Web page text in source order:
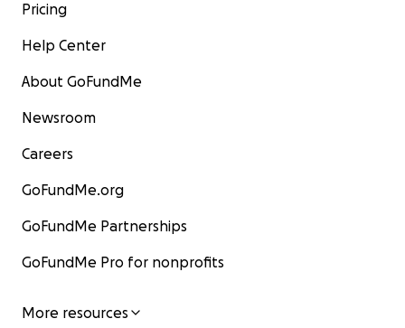
Pricing
Help Center
About GoFundMe
Newsroom
Careers
GoFundMe.org
GoFundMe Partnerships
GoFundMe Pro for nonprofits
More resources